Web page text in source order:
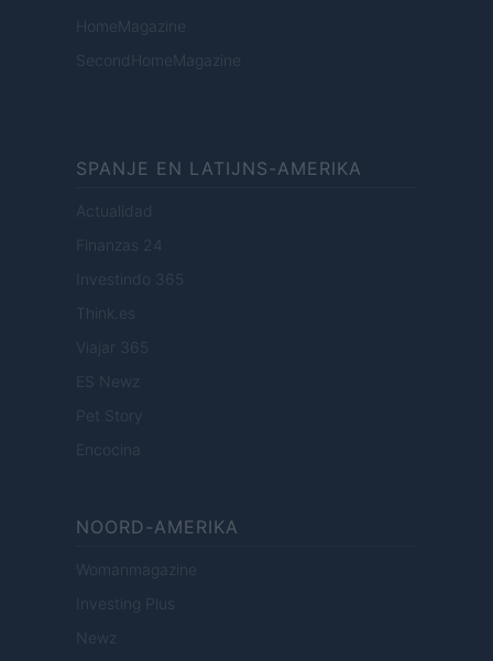
HomeMagazine
SecondHomeMagazine
SPANJE EN LATIJNS-AMERIKA
Actualidad
Finanzas 24
Investindo 365
Think.es
Viajar 365
ES Newz
Pet Story
Encocina
NOORD-AMERIKA
Womanmagazine
Investing Plus
Newz